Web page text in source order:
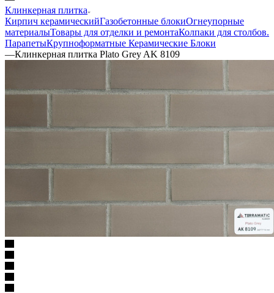
Клинкерная плитка
Кирпич керамическийГазобетонные блокиОгнеупорные
материалыТовары для отделки и ремонтаКолпаки для столбов.
ПарапетыКрупноформатные Керамические Блоки
—Клинкерная плитка Plato Grey AK 8109